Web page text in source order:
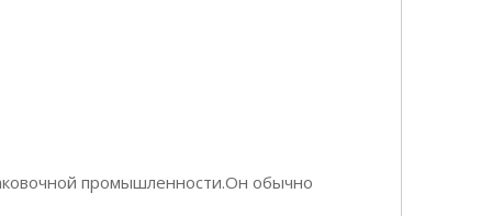
промышленности.Он обычно